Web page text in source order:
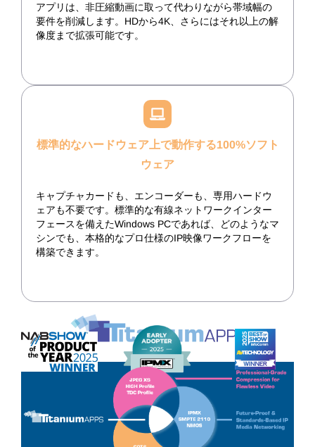
アプリは、非圧縮動画に取って代わりながら帯域幅の
要件を削減します。HDから4K、さらにはそれ以上の解
像度まで拡張可能です。
標準的なハードウェア上で動作する100%ソフト
ウェア
キャプチャカードも、エンコーダーも、専用ハードウ
ェアも不要です。標準的な有線ネットワークインター
フェースを備えたWindows PCであれば、どのようなマ
シンでも、本格的なプロ仕様のIP映像ワークフローを
構築できます。